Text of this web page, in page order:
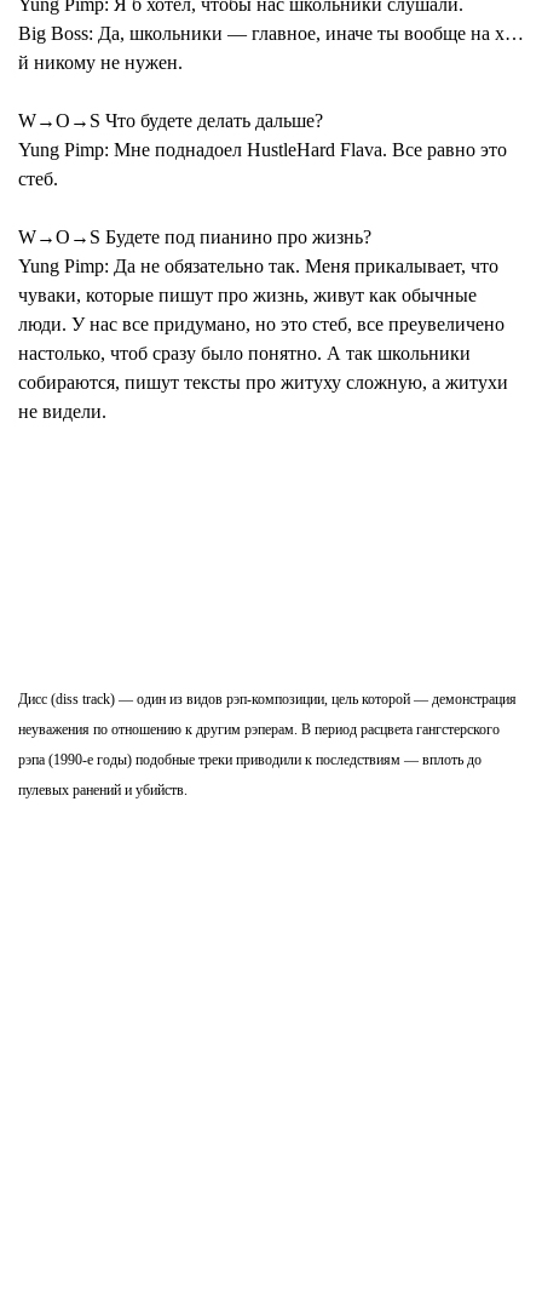
Yung Pimp: Я б хотел, чтобы нас школьники слушали.
Big Boss: Да, школьники — главное, иначе ты вообще на х…
й никому не нужен.
W→O→S Что будете делать дальше?
Yung Pimp: Мне поднадоел HustleHard Flava. Все равно это
стеб.
W→O→S Будете под пианино про жизнь?
Yung Pimp: Да не обязательно так. Меня прикалывает, что
чуваки, которые пишут про жизнь, живут как обычные
люди. У нас все придумано, но это стеб, все преувеличено
настолько, чтоб сразу было понятно. А так школьники
собираются, пишут тексты про житуху сложную, а житухи
не видели.
Дисс (diss track) — один из видов рэп-композиции, цель которой — демонстрация
неуважения по отношению к другим рэперам. В период расцвета гангстерского
рэпа (1990-е годы) подобные треки приводили к последствиям — вплоть до
пулевых ранений и убийств.